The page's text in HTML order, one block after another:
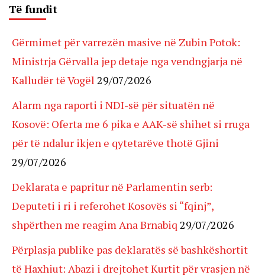
Të fundit
Gërmimet për varrezën masive në Zubin Potok:
Ministrja Gërvalla jep detaje nga vendngjarja në
Kalludër të Vogël 29/07/2026
Alarm nga raporti i NDI-së për situatën në
Kosovë: Oferta me 6 pika e AAK-së shihet si rruga
për të ndalur ikjen e qytetarëve thotë Gjini
29/07/2026
Deklarata e papritur në Parlamentin serb:
Deputeti i ri i referohet Kosovës si “fqinj”,
shpërthen me reagim Ana Brnabiq 29/07/2026
Përplasja publike pas deklaratës së bashkëshortit
të Haxhiut: Abazi i drejtohet Kurtit për vrasjen në